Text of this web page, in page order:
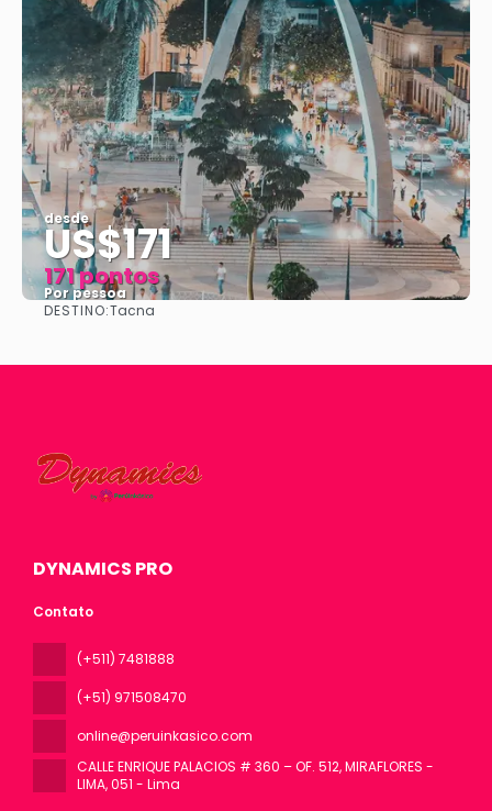
desde
US$171
171 pontos
Por pessoa
DESTINO:Tacna
DYNAMICS PRO
Contato
(+511) 7481888
(+51) 971508470
online@peruinkasico.com
CALLE ENRIQUE PALACIOS # 360 – OF. 512, MIRAFLORES -
LIMA, 051 - Lima